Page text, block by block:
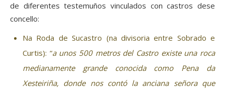
de diferentes testemuños vinculados con castros dese
concello:
Na Roda de Sucastro (na divisoria entre Sobrado e
Curtis): “a unos 500 metros del Castro existe una roca
medianamente grande conocida como Pena da
Xesteiriña, donde nos contó la anciana señora que